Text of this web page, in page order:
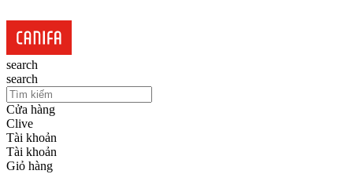
search
search
Cửa hàng
Clive
Tài khoản
Tài khoản
Giỏ hàng